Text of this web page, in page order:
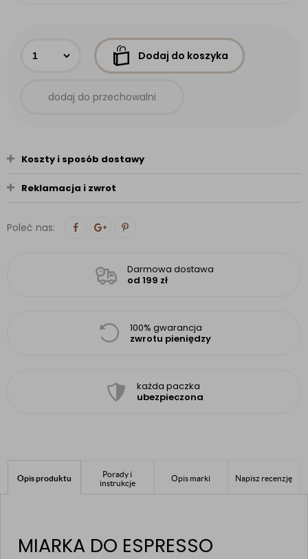
Dodaj do koszyka
dodaj do przechowalni
Koszty i sposób dostawy
Reklamacja i zwrot
Poleć nas:
Darmowa dostawa
od 199 zł
100% gwarancja
zwrotu pieniędzy
każda paczka
ubezpieczona
Opis produktu
Porady i
instrukcje
Opis marki Napisz recenzję
MIARKA DO ESPRESSO